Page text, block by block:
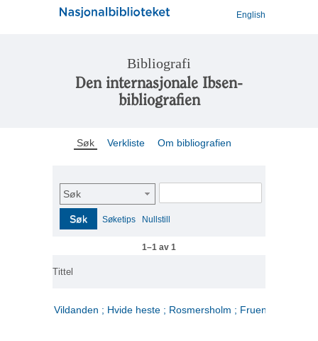
English
Bibliografi
Den internasjonale Ibsen-
bibliografien
Søk Verkliste Om bibliografien
Søk
Søk Søketips Nullstill
1–1 av 1
Tittel
Vildanden ; Hvide heste ; Rosmersholm ; Fruen fra havet